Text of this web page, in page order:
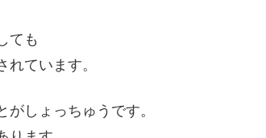
ても
ています。
しょっちゅうです。